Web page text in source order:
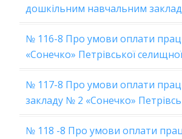
дошкільним навчальним
№ 116-8 Про умови оплати праці
«Сонечко» Петрівської
№ 117-8 Про умови оплати
закладу № 2 «Сонечко»
№ 118 -8 Про умови оплати